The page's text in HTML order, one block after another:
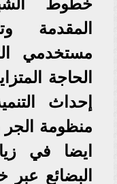
المقدمة
مستخدمي
الحاجة
إحداث
منظومة الجر
ايضا في
البضائع